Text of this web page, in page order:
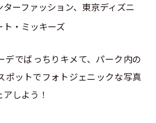
ーファッション、東京ディズニ
ト・ミッキーズ
デでばっちりキメて、パーク内の
ポットでフォトジェニックな写真
しよう！